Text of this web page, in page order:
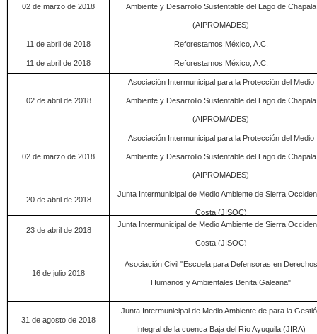
02 de marzo de 2018 Ambiente y Desarrollo Sustentable del Lago de Chapala
(AIPROMADES)
11 de abril de 2018 Reforestamos México, A.C.
11 de abril de 2018 Reforestamos México, A.C.
02 de abril de 2018
Asociación Intermunicipal para la Protección del Medio
Ambiente y Desarrollo Sustentable del Lago de Chapala
(AIPROMADES)
02 de marzo de 2018
Asociación Intermunicipal para la Protección del Medio
Ambiente y Desarrollo Sustentable del Lago de Chapala
(AIPROMADES)
20 de abril de 2018
Junta Intermunicipal de Medio Ambiente de Sierra
Costa (JISOC)
23 de abril de 2018
Junta Intermunicipal de Medio Ambiente de Sierra
Costa (JISOC)
16 de julio 2018
Asociación Civil "Escuela para Defensoras en Derechos
Humanos y Ambientales Benita Galeana"
31 de agosto de 2018
Junta Intermunicipal de Medio Ambiente de para la
Integral de la cuenca Baja del Río Ayuquila (JIRA)